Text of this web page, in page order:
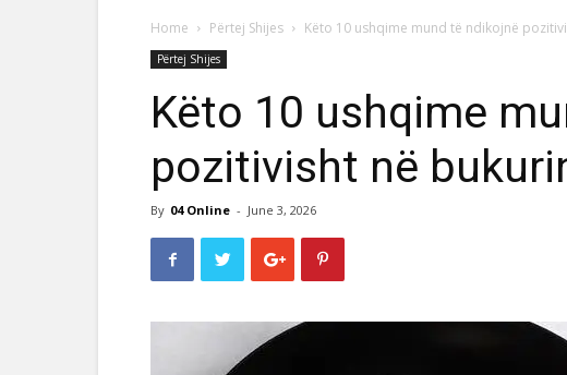
Home Përtej Shijes Këto 10 ushqime mund të ndikojnë
Përtej Shijes
Këto 10 ushqime
pozitivisht në
By 04 Online - June 3, 2026